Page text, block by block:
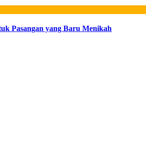
Pasangan yang Baru Menikah